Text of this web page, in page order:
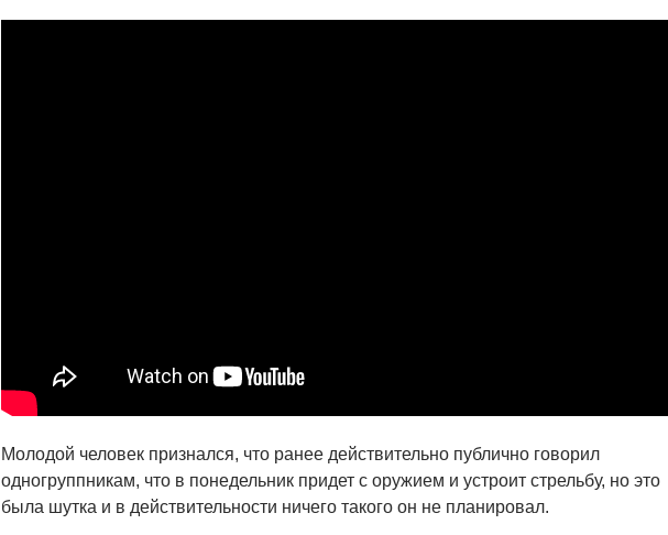
Молодой человек признался, что ранее действительно публично говорил
одногруппникам, что в понедельник придет с оружием и устроит стрельбу, но это
была шутка и в действительности ничего такого он не планировал.